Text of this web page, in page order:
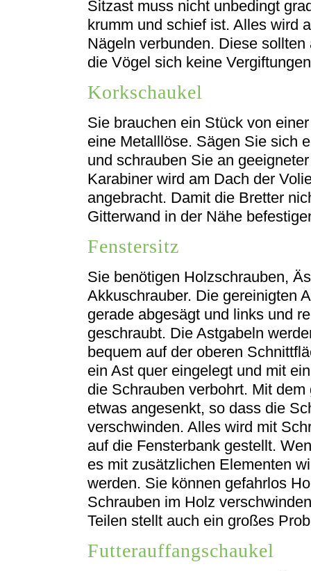
Sitzast muss nicht unbedingt
krumm und schief ist. Alles wird
Nägeln verbunden. Diese
die Vögel sich keine
Korkschaukel
Sie brauchen ein Stück von
eine Metalllöse. Sägen Sie sich
und schrauben Sie an
Karabiner wird am Dach der
angebracht. Damit die Bretter
Gitterwand in der Nähe
Fenstersitz
Sie benötigen Holzschrauben,
Akkuschrauber. Die gereinigten
gerade abgesägt und links und
geschraubt. Die Astgabeln
bequem auf der oberen
ein Ast quer eingelegt und mit
die Schrauben verbohrt. Mit
etwas angesenkt, so dass die
verschwinden. Alles wird mit
auf die Fensterbank gestellt.
es mit zusätzlichen Elementen
werden. Sie können gefahrlos
Schrauben im Holz
Teilen stellt auch ein großes
Futterauffangschaukel